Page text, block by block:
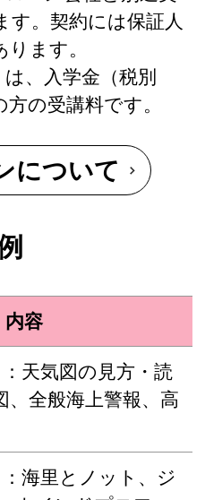
。契約には保証人
ます。
、入学金（税別
の受講料です。
について
内容
天気図の見方・読
全般海上警報、高
海里とノット、ジ